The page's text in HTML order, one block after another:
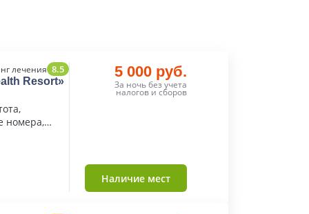
лечения 8.5
Resort»
номера,
5 000 руб.
За ночь без учета
налогов и сборов
Наличие мест